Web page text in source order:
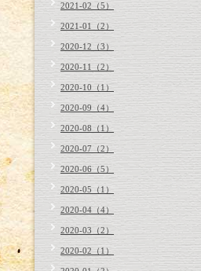
2021-02（5）
2021-01（2）
2020-12（3）
2020-11（2）
2020-10（1）
2020-09（4）
2020-08（1）
2020-07（2）
2020-06（5）
2020-05（1）
2020-04（4）
2020-03（2）
2020-02（1）